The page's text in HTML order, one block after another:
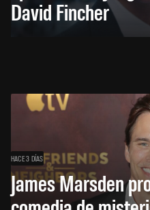
David Fincher
HACE 3 DÍAS
James Marsden